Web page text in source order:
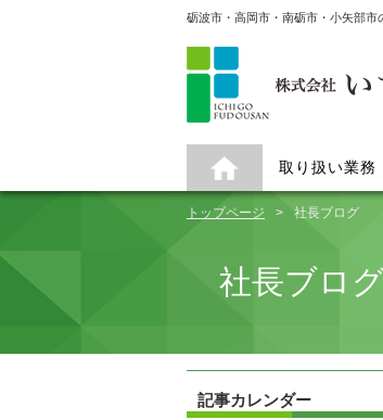
砺波市・高岡市・南砺市・小矢部
取り扱い業務
トップページ 社長ブログ
社長ブロ
記事カレンダー